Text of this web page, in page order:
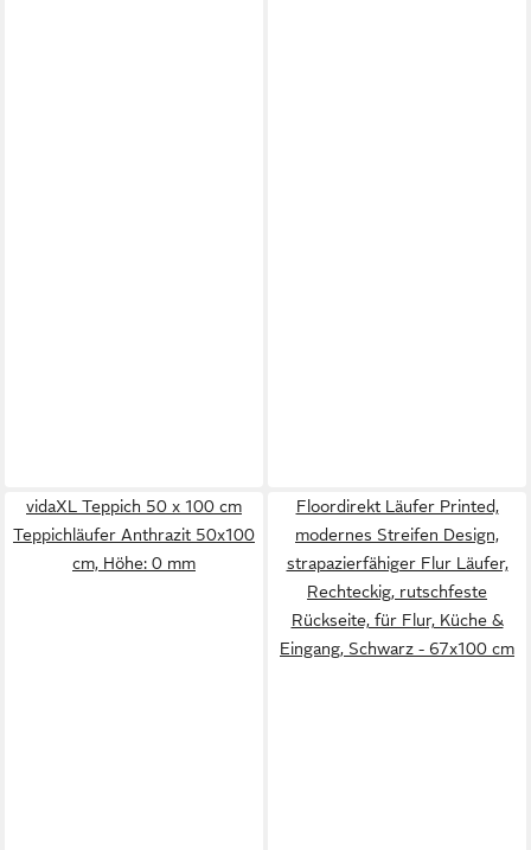
vidaXL Teppich 50 x 100 cm
Teppichläufer Anthrazit 50x100
cm, Höhe: 0 mm
Floordirekt Läufer Printed,
modernes Streifen Design,
strapazierfähiger Flur Läufer,
Rechteckig, rutschfeste
Rückseite, für Flur, Küche &
Eingang, Schwarz - 67x100 cm